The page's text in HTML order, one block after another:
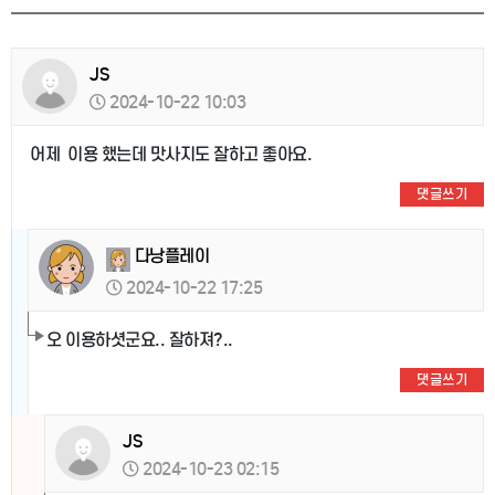
JS
2024-10-22 10:03
어제 이용 했는데 맛사지도 잘하고 좋아요.
댓글쓰기
다낭플레이
2024-10-22 17:25
오 이용하셧군요.. 잘하져?..
댓글쓰기
JS
2024-10-23 02:15